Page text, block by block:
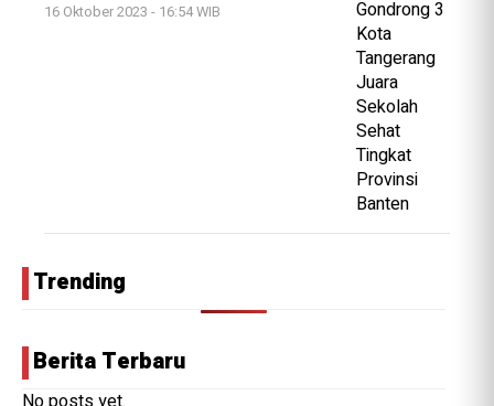
16 Oktober 2023 - 16:54 WIB
Trending
Berita Terbaru